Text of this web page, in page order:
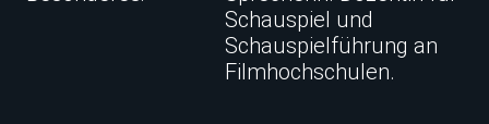
Schauspiel und
Schauspielführung an
Filmhochschulen.